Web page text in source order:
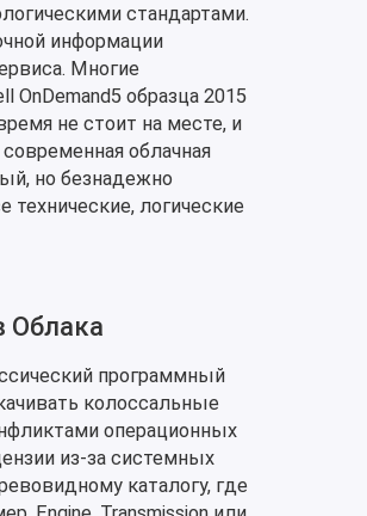
стандартами.
информации
Многие
образца 2015
не стоит на месте, и
облачная
но безнадежно
логические
Облака
программный
колоссальные
операционных
из-за системных
каталогу, где